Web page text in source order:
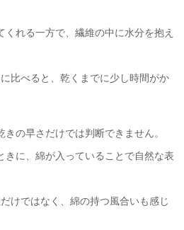
れる一方で、繊維の中に水分を抱え
比べると、乾くまでに少し時間がか
の早さだけでは判断できません。
きに、綿が入っていることで自然な表
けではなく、綿の持つ風合いも感じ